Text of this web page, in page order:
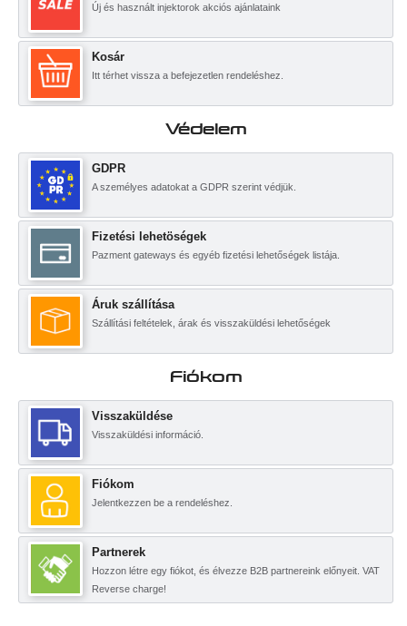
Új és használt injektorok akciós ajánlataink
Kosár
Itt térhet vissza a befejezetlen rendeléshez.
Védelem
GDPR
A személyes adatokat a GDPR szerint védjük.
Fizetési lehetöségek
Pazment gateways és egyéb fizetési lehetőségek listája.
Áruk szállítása
Szállítási feltételek, árak és visszaküldési lehetőségek
Fiókom
Visszaküldése
Visszaküldési információ.
Fiókom
Jelentkezzen be a rendeléshez.
Partnerek
Hozzon létre egy fiókot, és élvezze B2B partnereink előnyeit. VAT
Reverse charge!